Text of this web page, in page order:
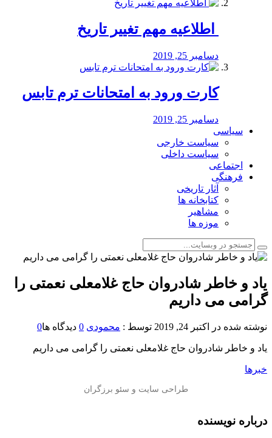
️ اطلاعیه مهم تغییر تاریخ
دسامبر 25, 2019
کارت ورود به امتحانات ترم تابس
دسامبر 25, 2019
سیاسی
سیاست خارجی
سیاست داخلی
اجتماعی
فرهنگی
آثار تاریخی
کتابخانه ها
مشاهیر
موزه ها
یاد و خاطر شادروان حاج غلامعلی نعمتی را
گرامی می داریم
نوشته شده در اکتبر 24, 2019 توسط : محمودی 0 دیدگاه ها0
یاد و خاطر شادروان حاج غلامعلی نعمتی را گرامی می داریم
خبرها
درباره نویسنده